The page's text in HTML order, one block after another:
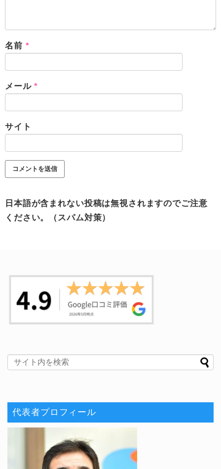
名前 *
メール*
サイト
日本語が含まれない投稿は無視されますのでご注意
ください。（スパム対策）
代表者プロフィール